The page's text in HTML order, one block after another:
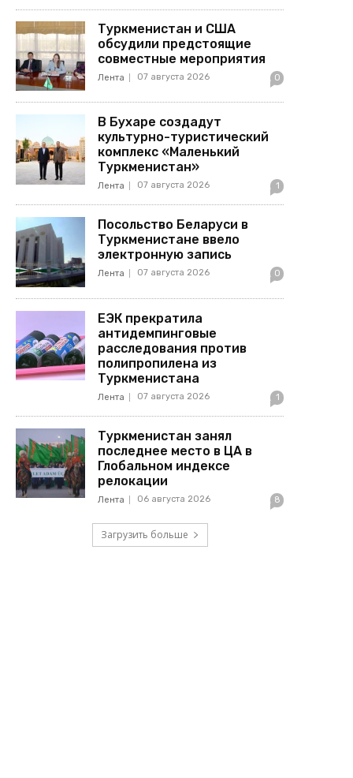
Туркменистан и США
обсудили предстоящие
совместные мероприятия
Лента 07 августа 2026 0
В Бухаре создадут
культурно-туристический
комплекс «Маленький
Туркменистан»
Лента 07 августа 2026 1
Посольство Беларуси в
Туркменистане ввело
электронную запись
Лента 07 августа 2026 0
ЕЭК прекратила
антидемпинговые
расследования против
полипропилена из
Туркменистана
Лента 07 августа 2026 1
Туркменистан занял
последнее место в ЦА в
Глобальном индексе
релокации
Лента 06 августа 2026 8
Загрузить больше